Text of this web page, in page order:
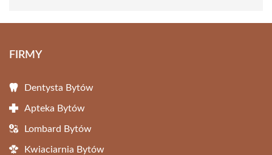
FIRMY
Dentysta Bytów
Apteka Bytów
Lombard Bytów
Kwiaciarnia Bytów